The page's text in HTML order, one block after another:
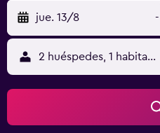
zapatillas y artículos de
hotel en Phnom Penh ofrece
Los servicios para las
escritorio y teléfono. Las
botella de agua gratuita y
servicio de limpieza todos
masajes en la habitación. Los
esparcimiento en este hotel
jue. 13/8 -
2 huéspedes, 1